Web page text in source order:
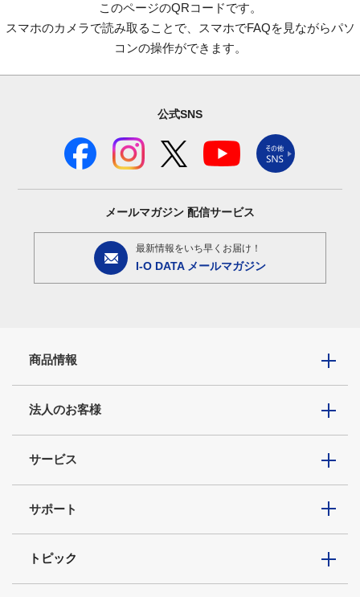
このページのQRコードです。
スマホのカメラで読み取ることで、スマホでFAQを見ながらパソ
コンの操作ができます。
公式SNS
メールマガジン 配信サービス
最新情報をいち早くお届け！
I-O DATA メールマガジン
商品情報
法人のお客様
サービス
サポート
トピック